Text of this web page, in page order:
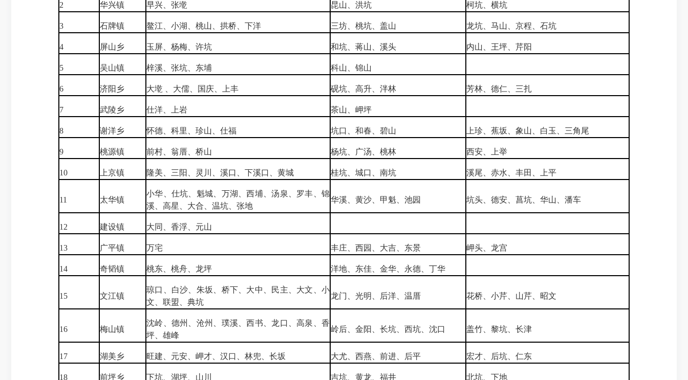
2 华兴镇 早兴、张墘 昆山、洪坑 柯坑、横坑
3 石牌镇 鳌江、小湖、桃山、拱桥、下洋 三坊、桃坑、盖山 龙坑、马山、京程、石坑
4 屏山乡 玉屏、杨梅、许坑 和坑、蒋山、溪头 内山、王坪、芹阳
5 吴山镇 梓溪、张坑、东埔 科山、锦山
6 济阳乡 大墘 、大儒、国庆、上丰 砚坑、高升、泮林 芳林、德仁、三扎
7 武陵乡 仕洋、上岩 茶山、岬坪
8 谢洋乡 怀德、科里、珍山、仕福 坑口、和春、碧山 上珍、蕉坂、象山、白玉、三角尾
9 桃源镇 前村、翁厝、桥山 杨坑、广汤、桃林 西安、上举
10 上京镇 隆美、三阳、灵川、溪口、下溪口、黄城 桂坑、城口、南坑 溪尾、赤水、丰田、上平
11 太华镇
小华、仕坑、魁城、万湖、西埔、汤泉、罗丰、锦
溪、高星、大合、温坑、张地
华溪、黄沙、甲魁、池园 坑头、德安、菖坑、华山、潘车
12 建设镇 大同、香浮、元山
13 广平镇 万宅 丰庄、西园、大吉、东景 岬头、龙宫
14 奇韬镇 桃东、桃舟、龙坪 洋地、东佳、金华、永德、丁华
15 文江镇
琼口、白沙、朱坂、桥下、大中、民主、大文、小
文、联盟、典坑
龙门、光明、后洋、温厝 花桥、小芹、山芹、昭文
16 梅山镇
沈岭、德州、沧州、璞溪、西书、龙口、高泉、香
坪、雄峰
岭后、金阳、长坑、西坑、沈口 盖竹、黎坑、长津
17 湖美乡 旺建、元安、岬才、汉口、林兜、长坂 大尤、西燕、前进、后平 宏才、后坑、仁东
18 前坪乡 下坑、湖坪、山川 吉坑、黄龙、福井 北坑、下地